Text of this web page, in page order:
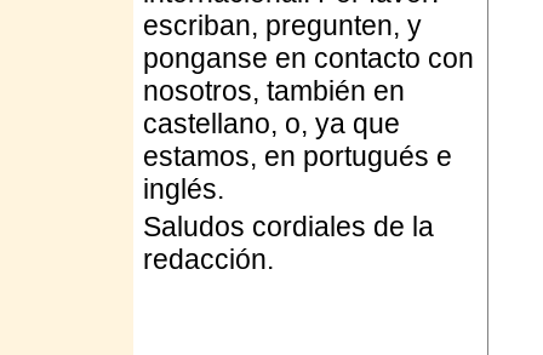
escriban, pregunten, y
ponganse en contacto con
nosotros, también en
castellano, o, ya que
estamos, en portugués e
inglés.
Saludos cordiales de la
redacción.